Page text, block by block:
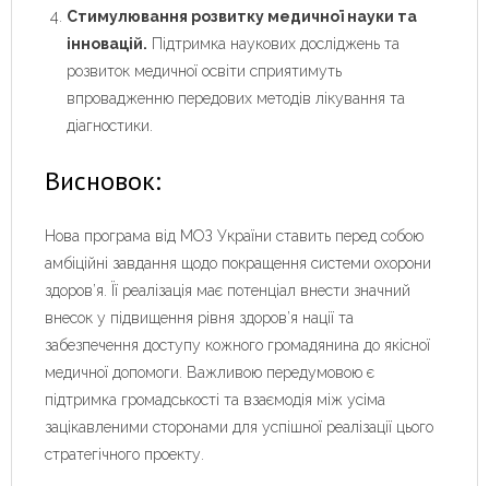
Стимулювання розвитку медичної науки та
інновацій. Підтримка наукових досліджень та
розвиток медичної освіти сприятимуть
впровадженню передових методів лікування та
діагностики.
Висновок:
Нова програма від МОЗ України ставить перед собою
амбіційні завдання щодо покращення системи охорони
здоров’я. Її реалізація має потенціал внести значний
внесок у підвищення рівня здоров’я нації та
забезпечення доступу кожного громадянина до якісної
медичної допомоги. Важливою передумовою є
підтримка громадськості та взаємодія між усіма
зацікавленими сторонами для успішної реалізації цього
стратегічного проекту.